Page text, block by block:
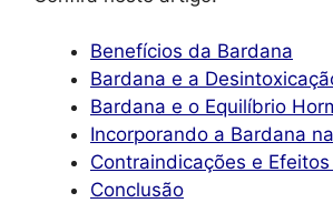
Benefícios da Bardana
Bardana e a
Bardana e o Equilíbrio
Incorporando a Bardana
Contraindicações e
Conclusão